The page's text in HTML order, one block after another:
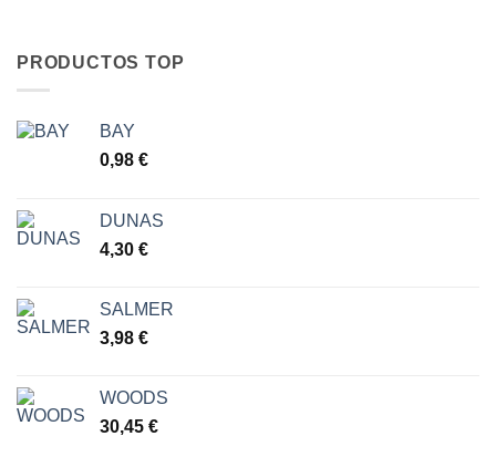
PRODUCTOS TOP
BAY
0,98 €
DUNAS
4,30 €
SALMER
3,98 €
WOODS
30,45 €